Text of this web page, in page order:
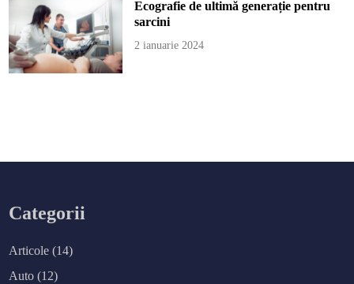
Ecografie de ultimă generație pentru
sarcini
2 ianuarie 2024
Categorii
Articole (14)
Auto (12)